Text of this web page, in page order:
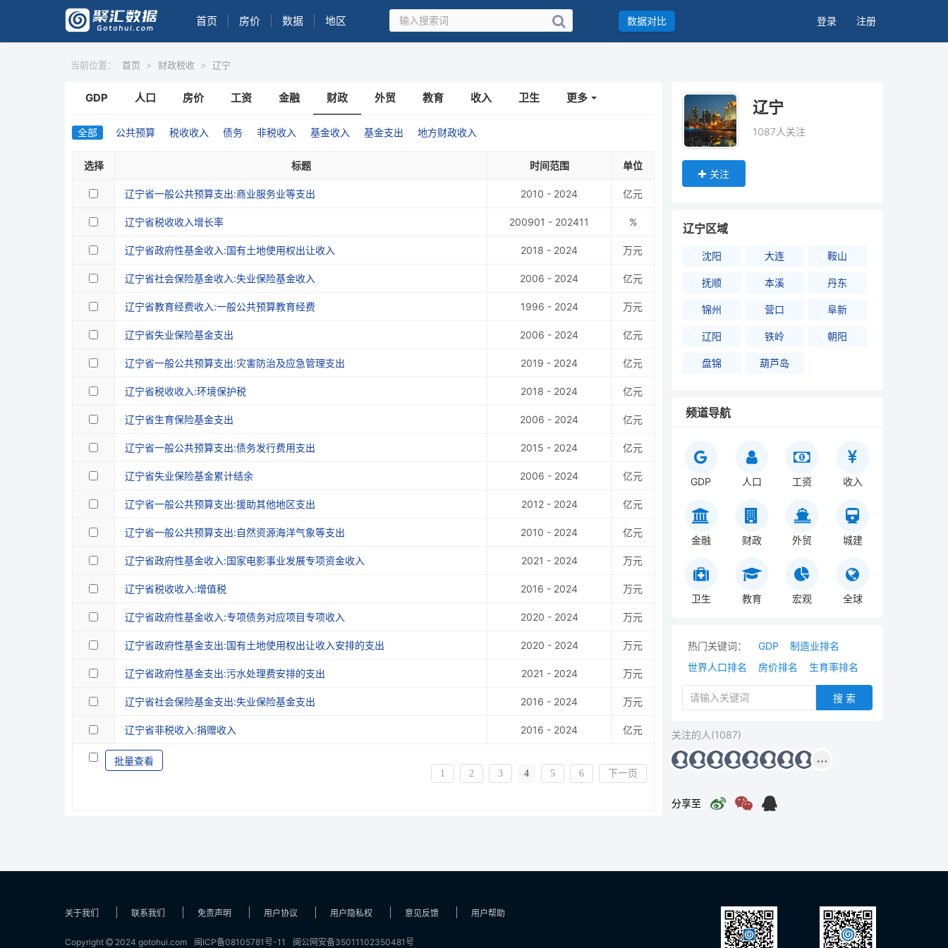
首页 房价 数据 地区 数据对比 登录 注册
当前位置： 首页 > 财政税收 > 辽宁
GDP 人口 房价 工资 金融 财政 外贸 教育 收入 卫生 更多
全部 公共预算 税收收入 债务 非税收入 基金收入 基金支出 地方财政收入
选择 标题 时间范围 单位
辽宁省一般公共预算支出:商业服务业等支出 2010 - 2024 亿元
辽宁省税收收入增长率 200901 - 202411 %
辽宁省政府性基金收入:国有土地使用权出让收入 2018 - 2024 万元
辽宁省社会保险基金收入:失业保险基金收入 2006 - 2024 亿元
辽宁省教育经费收入:一般公共预算教育经费 1996 - 2024 万元
辽宁省失业保险基金支出 2006 - 2024 亿元
辽宁省一般公共预算支出:灾害防治及应急管理支出 2019 - 2024 亿元
辽宁省税收收入:环境保护税 2018 - 2024 亿元
辽宁省生育保险基金支出 2006 - 2024 亿元
辽宁省一般公共预算支出:债务发行费用支出 2015 - 2024 亿元
辽宁省失业保险基金累计结余 2006 - 2024 亿元
辽宁省一般公共预算支出:援助其他地区支出 2012 - 2024 亿元
辽宁省一般公共预算支出:自然资源海洋气象等支出 2010 - 2024 亿元
辽宁省政府性基金收入:国家电影事业发展专项资金收入 2021 - 2024 万元
辽宁省税收收入:增值税 2016 - 2024 万元
辽宁省政府性基金收入:专项债务对应项目专项收入 2020 - 2024 万元
辽宁省政府性基金支出:国有土地使用权出让收入安排的支出 2020 - 2024 万元
辽宁省政府性基金支出:污水处理费安排的支出 2021 - 2024 万元
辽宁省社会保险基金支出:失业保险基金支出 2016 - 2024 万元
辽宁省非税收入:捐赠收入 2016 - 2024 亿元
批量查看
1 2 3 4 5 6 下一页
辽宁
1087人关注
关注
辽宁区域
沈阳 大连 鞍山
抚顺 本溪 丹东
锦州 营口 阜新
辽阳 铁岭 朝阳
盘锦 葫芦岛
频道导航
GDP 人口 工资 收入
金融 财政 外贸 城建
卫生 教育 宏观 全球
热门关键词： GDP
制造业排名
世界人口排名
房价排名 生育率排名
搜 索
关注的人(1087)
分享至
关于我们 联系我们 免责声明 用户协议 用户隐私权 意见反馈 用户帮助
Copyright 2024 gotohui.com 闽ICP备08105781号-11 闽公网安备35011102350481号